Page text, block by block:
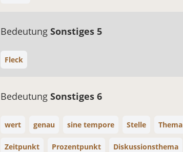
Bedeutung Sonstiges 5
Fleck
Bedeutung Sonstiges 6
wert genau sine tempore Stelle Thema
Zeitpunkt Prozentpunkt Diskussionsthema